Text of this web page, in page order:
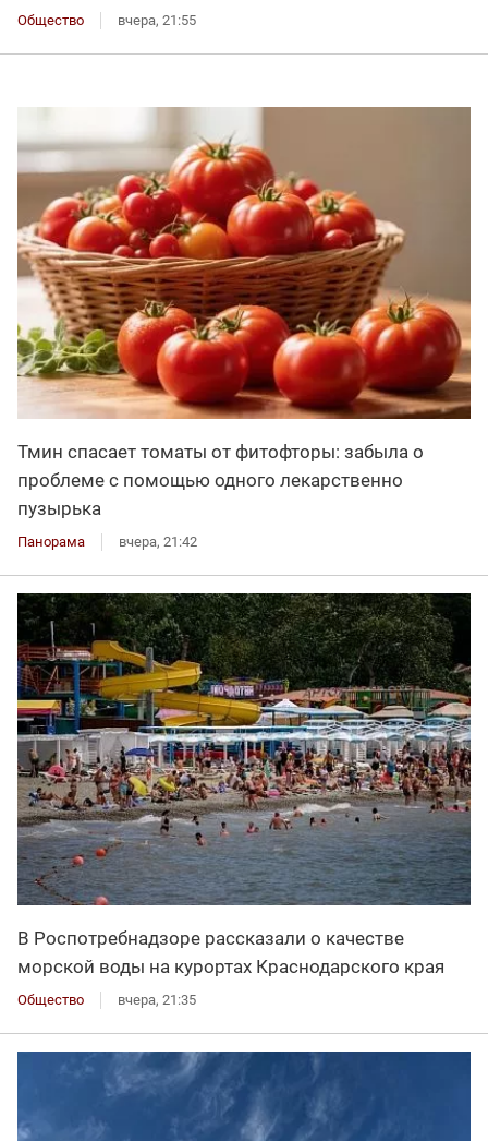
Общество вчера, 21:55
Тмин спасает томаты от фитофторы: забыла о
проблеме с помощью одного лекарственно
пузырька
Панорама вчера, 21:42
В Роспотребнадзоре рассказали о качестве
морской воды на курортах Краснодарского края
Общество вчера, 21:35